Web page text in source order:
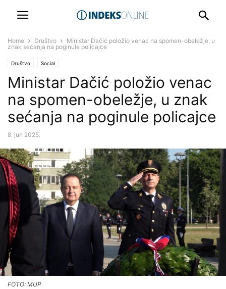
Home Društvo
Ministar Dačić položio venac na spomen-obeležje, u
znak sećanja na poginule policajce
Društvo Social
Ministar Dačić položio venac
na spomen-obeležje, u znak
sećanja na poginule policajce
8. jun 2025.
FOTO: MUP